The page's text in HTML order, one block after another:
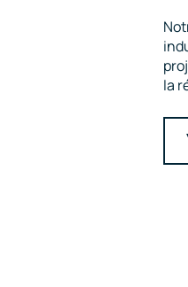
la